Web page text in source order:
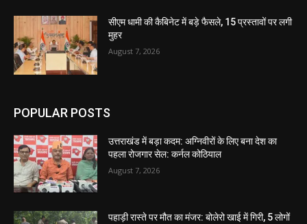
सीएम धामी की कैबिनेट में बड़े फैसले, 15 प्रस्तावों पर लगी
मुहर
August 7, 2026
POPULAR POSTS
उत्तराखंड में बड़ा कदम: अग्निवीरों के लिए बना देश का
पहला रोजगार सेल: कर्नल कोठियाल
August 7, 2026
पहाड़ी रास्ते पर मौत का मंजर: बोलेरो खाई में गिरी, 5 लोगों